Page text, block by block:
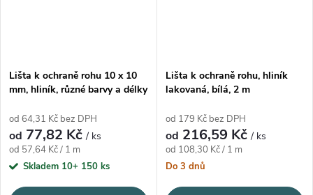
Lišta k ochraně rohu 10 x 10
mm, hliník, různé barvy a délky
od 64,31 Kč bez DPH
od 77,82 Kč/ ks
Měrná cena:
od 57,64 Kč / 1 m
Skladem 10+ 150 ks
Lišta k ochraně rohu, hliník
lakovaná, bílá, 2 m
od 179 Kč bez DPH
od 216,59 Kč/ ks
Měrná cena:
od 108,30 Kč / 1 m
Do 3 dnů